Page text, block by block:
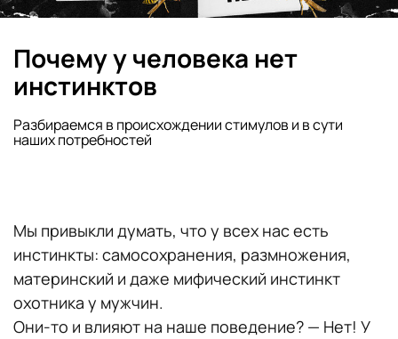
Почему у человека нет
инстинктов
Разбираемся в происхождении стимулов и в сути
наших потребностей
Мы привыкли думать, что у всех нас есть
инстинкты: самосохранения, размножения,
материнский и даже мифический инстинкт
охотника у мужчин.
Они-то и влияют на наше поведение? — Нет! У